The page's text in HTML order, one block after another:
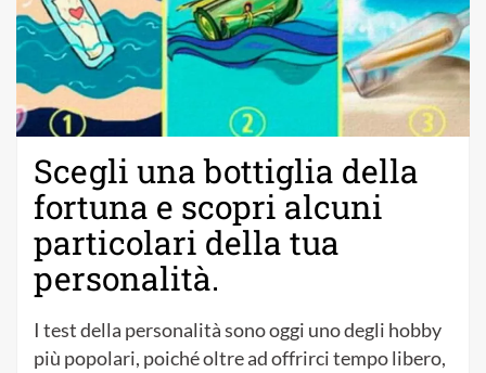
Scegli una bottiglia della
fortuna e scopri alcuni
particolari della tua
personalità.
I test della personalità sono oggi uno degli hobby
più popolari, poiché oltre ad offrirci tempo libero,